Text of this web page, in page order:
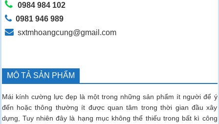
0984 984 102
0981 946 989
sxtmhoangcung@gmail.com
MÔ TẢ SẢN PHẨM
Mái kính cường lực đẹp là một trong những sản phẩm ít người để ý
đến hoặc thông thường ít được quan tâm trong thời gian đầu xây
dựng, Tuy nhiên đây là hạng mục không thể thiếu trong bất kì công